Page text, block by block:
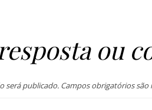
ou
será publicado. Campos obrigatórios são